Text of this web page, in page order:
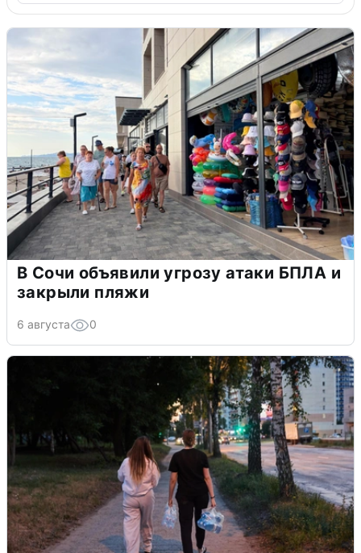
В Сочи объявили угрозу атаки БПЛА и
закрыли пляжи
6 августа 0